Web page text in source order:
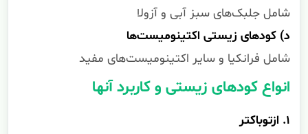
شامل جلبک‌های سبز آبی و آزولا
د) کودهای زیستی اکتینومیست‌ها
شامل فرانکیا و سایر اکتینومیست‌های مفید
انواع کودهای زیستی و کاربرد آنها
۱. ازتوباکتر